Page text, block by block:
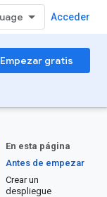
Acceder
Empezar gratis
En esta página
Antes de empezar
Crear un
despliegue